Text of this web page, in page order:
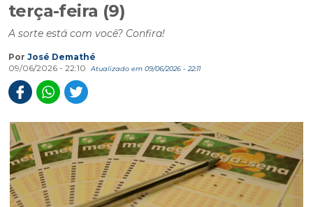
terça-feira (9)
A sorte está com você? Confira!
Por José Demathé
09/06/2026 - 22:10
Atualizado em 09/06/2026 - 22:11